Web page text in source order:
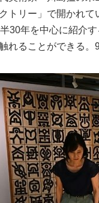
トリー」で開かれ
30年を中心に紹介
れることができる。